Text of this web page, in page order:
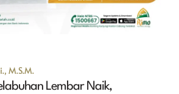
M.S.M.
Lembar Naik,